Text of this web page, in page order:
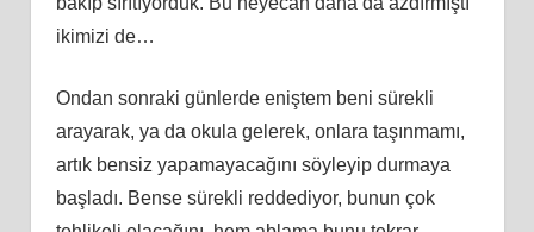
ikimizi de…
Ondan sonraki günlerde eniştem beni sürekli
arayarak, ya da okula gelerek, onlara taşınmamı,
artık bensiz yapamayacağını söyleyip durmaya
başladı. Bense sürekli reddediyor, bunun çok